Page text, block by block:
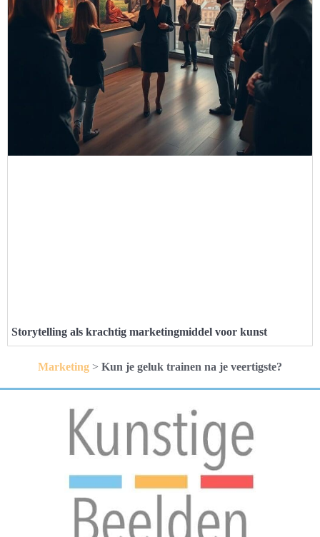
Storytelling als krachtig marketingmiddel voor kunst
Marketing > Kun je geluk trainen na je veertigste?